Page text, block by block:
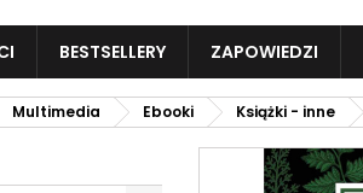
BESTSELLERY ZAPOWIEDZI
Multimedia Ebooki Książki - inne